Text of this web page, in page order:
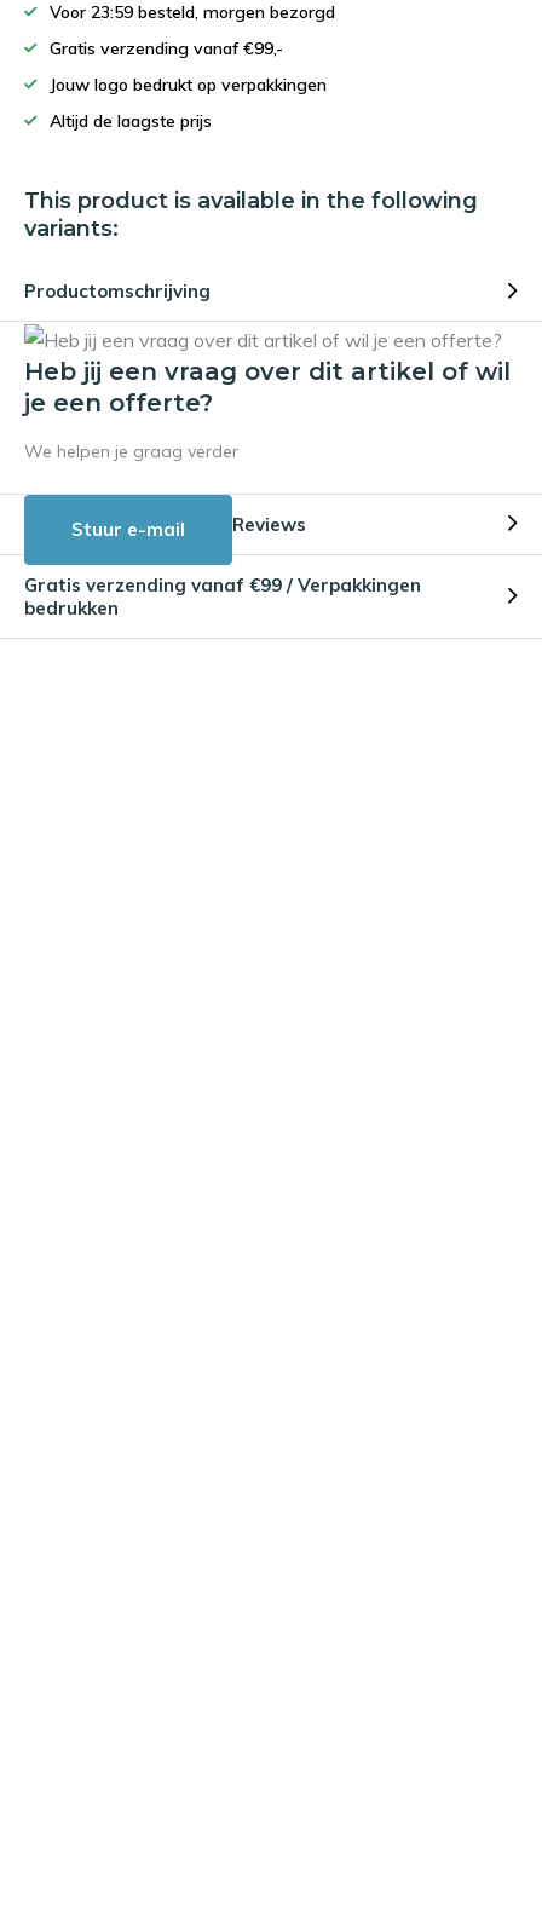
Voor 23:59 besteld, morgen bezorgd
Gratis verzending vanaf €99,-
Jouw logo bedrukt op verpakkingen
Altijd de laagste prijs
This product is available in the following
variants:
Productomschrijving
Heb jij een vraag over dit artikel of wil
je een offerte?
We helpen je graag verder
Stuur e-mail Reviews
Gratis verzending vanaf €99 / Verpakkingen
bedrukken